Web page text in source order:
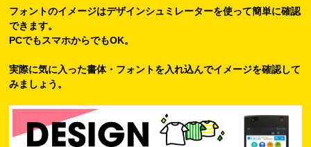
フォントのイメージはデザインシュミレーターを使って簡単に確認
できます。
PCでもスマホからでもOK。
実際に気に入った書体・フォントを入れ込んでイメージを確認して
みましょう。